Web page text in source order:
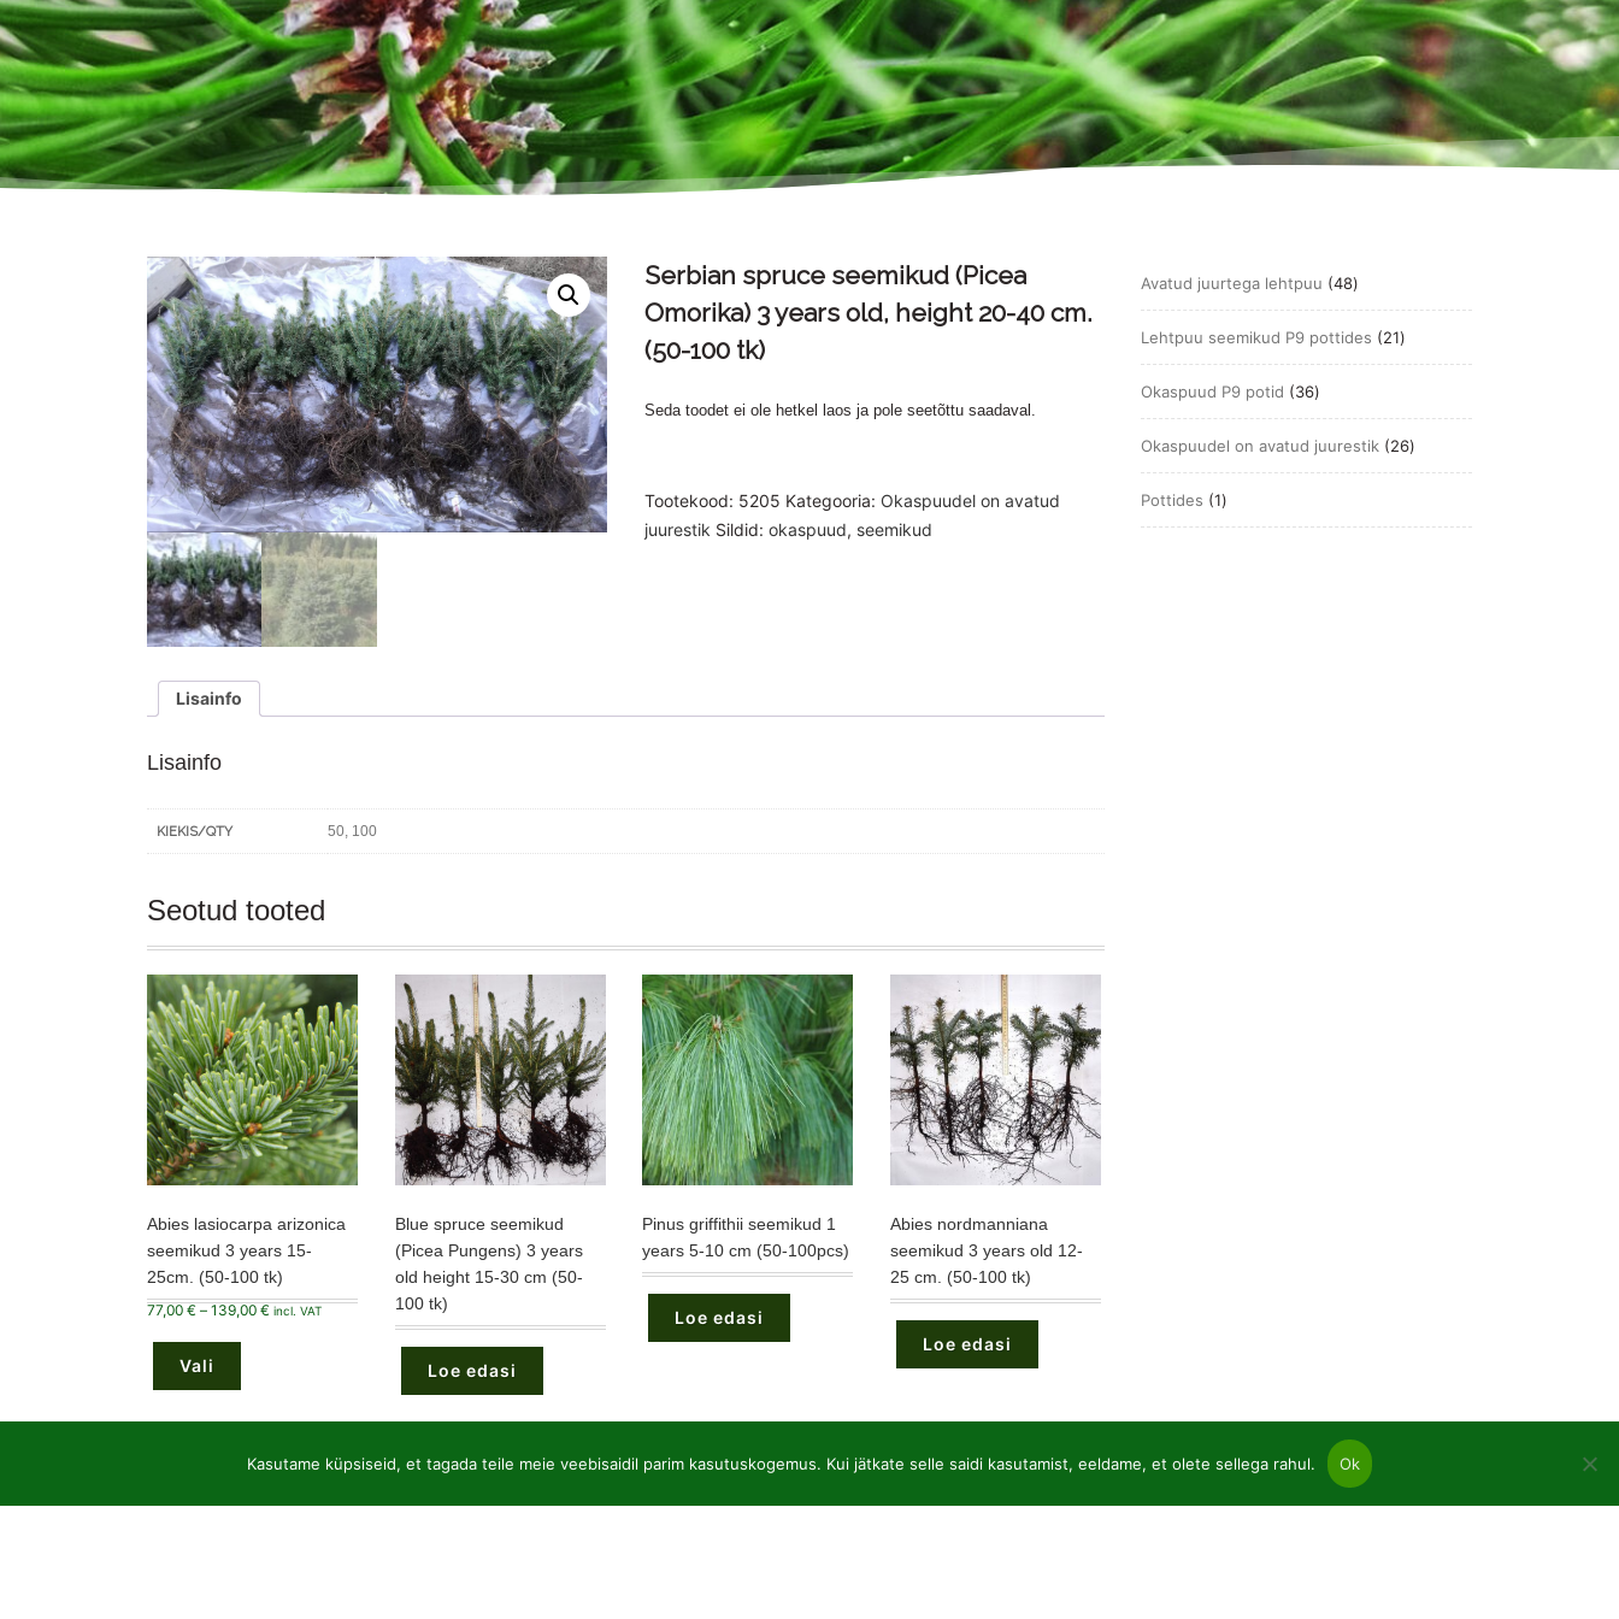
Serbian spruce seemikud (Picea
Omorika) 3 years old, height 20-40 cm.
(50-100 tk)
Seda toodet ei ole hetkel laos ja pole seetõttu saadaval.
Tootekood: 5205 Kategooria: Okaspuudel on avatud
juurestik Sildid:okaspuud, seemikud
Lisainfo
Lisainfo
KIEKIS/QTY 50, 100
Seotud tooted
Abies lasiocarpa arizonica
seemikud 3 years 15-
25cm. (50-100 tk)
77,00 € – 139,00 €Hinnavahemik:
incl. VAT
Vali
tootelehel.
Blue spruce seemikud
(Picea Pungens) 3 years
old height 15-30 cm (50-
100 tk)
Loe edasi
Pinus griffithii seemikud 1
years 5-10 cm (50-100pcs)
Loe edasi
Abies nordmanniana
seemikud 3 years old 12-
25 cm. (50-100 tk)
Loe edasi
Avatud juurtega lehtpuu 4848
toodet
Lehtpuu seemikud P9 pottides
2121
toodet
Okaspuud P9 potid
3636
toodet
Okaspuudel on avatud juurestik
2626
toodet
Pottides
11
toode
Kasutame küpsiseid, et tagada teile meie veebisaidil parim kasutuskogemus. Kui jätkate selle saidi kasutamist, eeldame, et olete sellega rahul. Ok